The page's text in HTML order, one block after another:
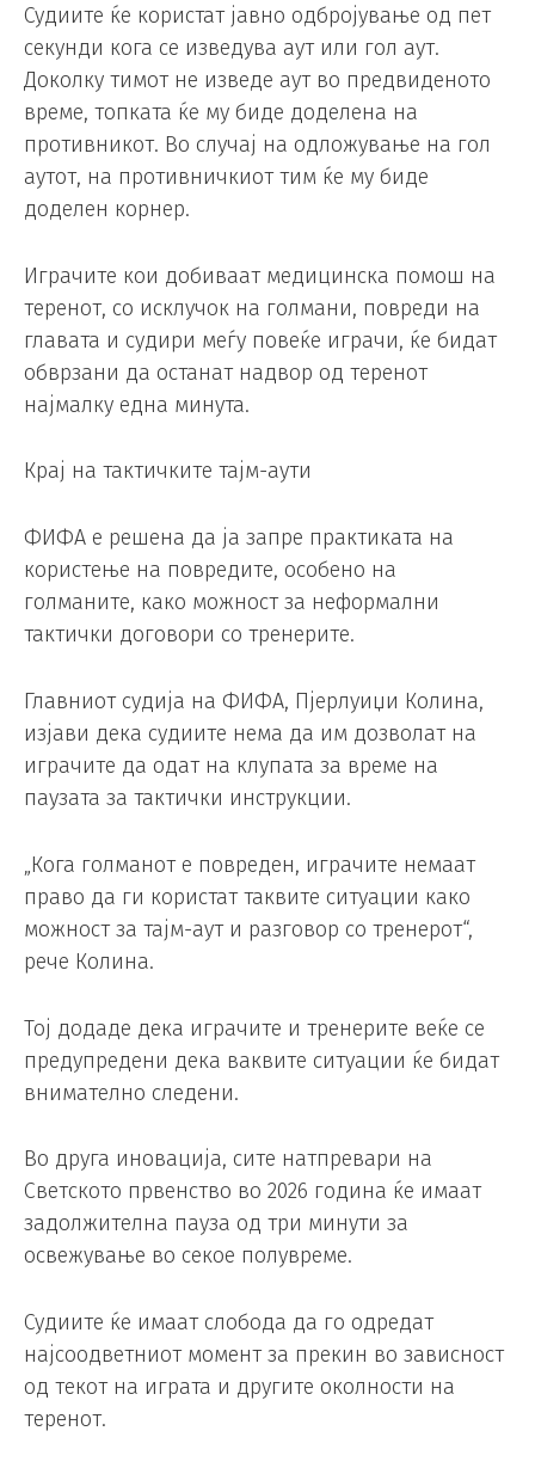
Судиите ќе користат јавно одбројување од пет
секунди кога се изведува аут или гол аут.
Доколку тимот не изведе аут во предвиденото
време, топката ќе му биде доделена на
противникот. Во случај на одложување на гол
аутот, на противничкиот тим ќе му биде
доделен корнер.
Играчите кои добиваат медицинска помош на
теренот, со исклучок на голмани, повреди на
главата и судири меѓу повеќе играчи, ќе бидат
обврзани да останат надвор од теренот
најмалку една минута.
Крај на тактичките тајм-аути
ФИФА е решена да ја запре практиката на
користење на повредите, особено на
голманите, како можност за неформални
тактички договори со тренерите.
Главниот судија на ФИФА, Пјерлуиџи Колина,
изјави дека судиите нема да им дозволат на
играчите да одат на клупата за време на
паузата за тактички инструкции.
„Кога голманот е повреден, играчите немаат
право да ги користат таквите ситуации како
можност за тајм-аут и разговор со тренерот“,
рече Колина.
Тој додаде дека играчите и тренерите веќе се
предупредени дека ваквите ситуации ќе бидат
внимателно следени.
Во друга иновација, сите натпревари на
Светското првенство во 2026 година ќе имаат
задолжителна пауза од три минути за
освежување во секое полувреме.
Судиите ќе имаат слобода да го одредат
најсоодветниот момент за прекин во зависност
од текот на играта и другите околности на
теренот.